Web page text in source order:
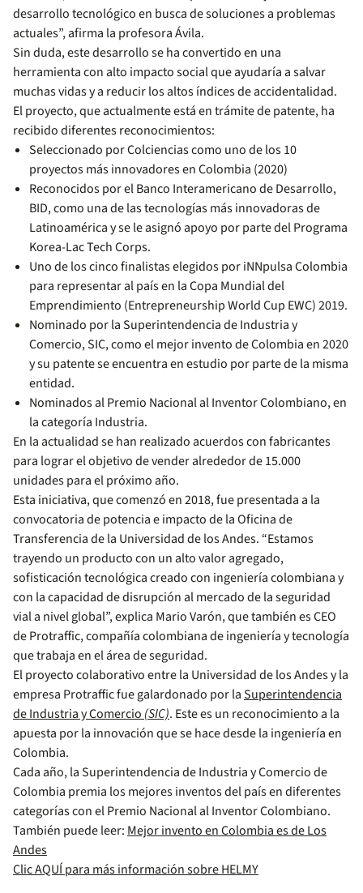
desarrollo tecnológico en busca de soluciones a problemas
actuales”, afirma la profesora Ávila.
Sin duda, este desarrollo se ha convertido en una
herramienta con alto impacto social que ayudaría a salvar
muchas vidas y a reducir los altos índices de accidentalidad.
El proyecto, que actualmente está en trámite de patente, ha
recibido diferentes reconocimientos:
Seleccionado por Colciencias como uno de los 10
proyectos más innovadores en Colombia (2020)
Reconocidos por el Banco Interamericano de Desarrollo,
BID, como una de las tecnologías más innovadoras de
Latinoamérica y se le asignó apoyo por parte del Programa
Korea-Lac Tech Corps.
Uno de los cinco finalistas elegidos por iNNpulsa Colombia
para representar al país en la Copa Mundial del
Emprendimiento (Entrepreneurship World Cup EWC) 2019.
Nominado por la Superintendencia de Industria y
Comercio, SIC, como el mejor invento de Colombia en 2020
y su patente se encuentra en estudio por parte de la misma
entidad.
Nominados al Premio Nacional al Inventor Colombiano, en
la categoría Industria.
En la actualidad se han realizado acuerdos con fabricantes
para lograr el objetivo de vender alrededor de 15.000
unidades para el próximo año.
Esta iniciativa, que comenzó en 2018, fue presentada a la
convocatoria de potencia e impacto de la Oficina de
Transferencia de la Universidad de los Andes. “Estamos
trayendo un producto con un alto valor agregado,
sofisticación tecnológica creado con ingeniería colombiana y
con la capacidad de disrupción al mercado de la seguridad
vial a nivel global”, explica Mario Varón, que también es CEO
de Protraffic, compañía colombiana de ingeniería y tecnología
que trabaja en el área de seguridad.
El proyecto colaborativo entre la Universidad de los Andes y la
empresa Protraffic fue galardonado por laSuperintendencia
de Industria y Comercio (SIC). Este es un reconocimiento a la
apuesta por la innovación que se hace desde la ingeniería en
Colombia.
Cada año, la Superintendencia de Industria y Comercio de
Colombia premia los mejores inventos del país en diferentes
categorías con el Premio Nacional al Inventor Colombiano.
También puede leer: Mejor invento en Colombia es de Los
Andes
Clic AQUÍ para más información sobre HELMY